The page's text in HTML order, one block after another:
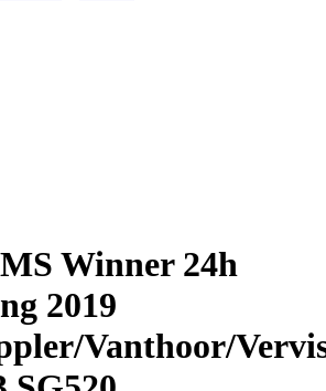
Winner 24h
2019
Vanthoor/